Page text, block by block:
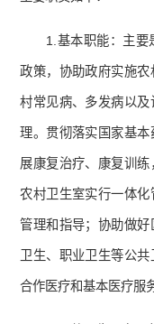
1.基本职能：主要
政策，协助政府实施
村常见病、多发病以
理。贯彻落实国家基
展康复治疗、康复训
农村卫生室实行一体
管理和指导；协助做
卫生、职业卫生等公
合作医疗和基本医疗服